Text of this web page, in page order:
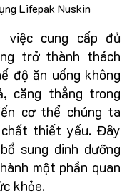
Lifepak Nuskin
việc cung cấp đủ
trở thành thách
độ ăn uống không
căng thẳng trong
cơ thể chúng ta
thiết yếu. Đây
sung dinh dưỡng
một phần quan
khỏe.